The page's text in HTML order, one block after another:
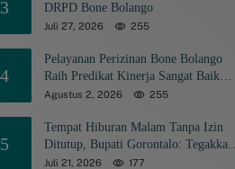
3
DRPD Bone Bolango
Juli 27, 2026 255
4
Pelayanan Perizinan Bone Bolango
Raih Predikat Kinerja Sangat Baik
Tingkat Nasional
Agustus 2, 2026 255
5
Tempat Hiburan Malam Tanpa Izin
Ditutup, Bupati Gorontalo: Tegakkan
Aturan, Jangan Sakiti Manusianya
Juli 21, 2026 177